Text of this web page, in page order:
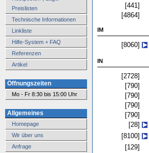
Preislisten
Technische Informationen
Linkliste
Hilfe-System + FAQ
Referenzen
Artikel
Öffnungszeiten
Mo - Fr 8:30 bis 15:00 Uhr
Allgemeines
Homepage
Wir über uns
Anfrage
[441]
[4864]
IM
[8060]
IN
[2728]
[790]
[790]
[790]
[790]
[28]
[8100]
[129]